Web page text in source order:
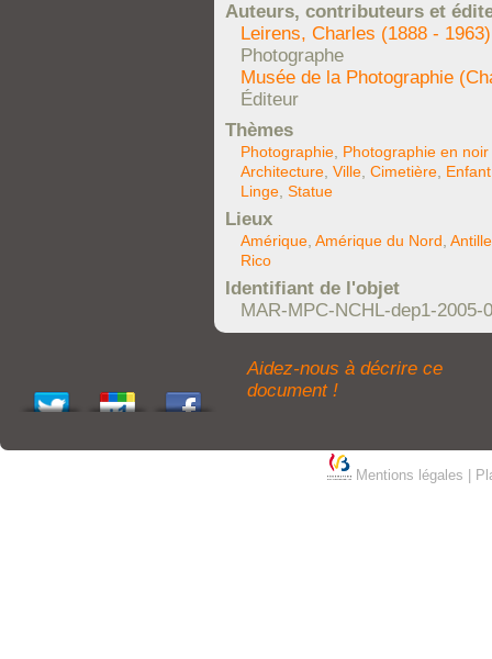
Auteurs, contributeurs et
Leirens, Charles (1888 - 1963)
Photographe
Musée de la Photographie
Éditeur
Thèmes
Photographie Photographie en
Architecture Ville Cimetière Enfant
Linge Statue
Lieux
Amérique Amérique du Nord
Rico
Identifiant de l'objet
MAR-MPC-NCHL-dep1-2005-
Aidez-nous à décrire ce
document !
Mentions légales